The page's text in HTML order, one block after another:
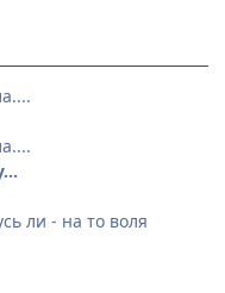
ли - на то воля